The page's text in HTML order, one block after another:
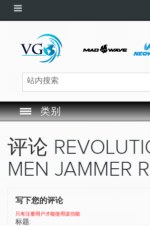
类别
SWIM CAP
评论
MEN JAMMER
写下您的评论
只有注册用户才能使用该功能
标题: